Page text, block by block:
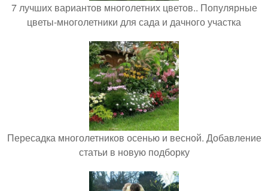
7 лучших вариантов многолетних цветов.. Популярные
цветы-многолетники для сада и дачного участка
Пересадка многолетников осенью и весной. Добавление
статьи в новую подборку